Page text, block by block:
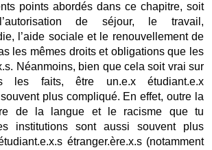
points abordés dans ce chapitre, soit
l’autorisation de séjour, le travail,
l’aide sociale et le renouvellement de
les mêmes droits et obligations que les
Néanmoins, bien que cela soit vrai sur
les faits, être un.e.x étudiant.e.x
plus compliqué. En effet, outre la
de la langue et le racisme que tu
institutions sont aussi souvent plus
étranger.ère.x.s (notamment